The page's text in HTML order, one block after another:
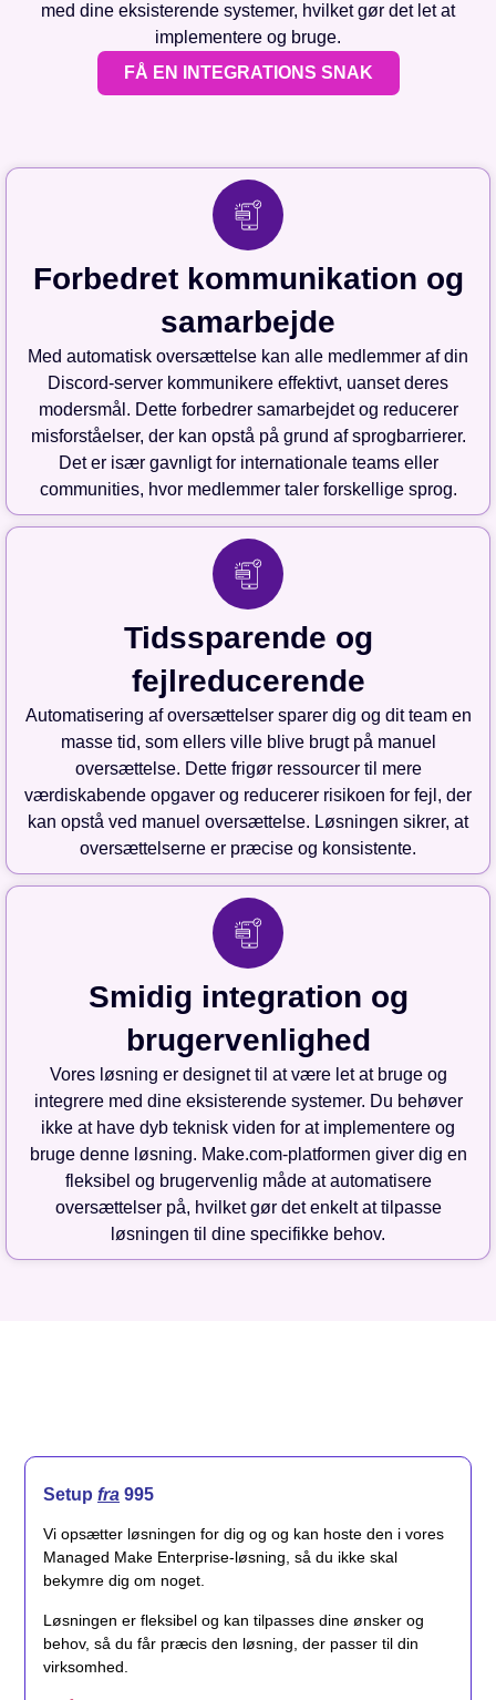
med dine eksisterende systemer, hvilket gør det let at
implementere og bruge.
FÅ EN INTEGRATIONS SNAK
Forbedret kommunikation og
samarbejde
Med automatisk oversættelse kan alle medlemmer af din
Discord-server kommunikere effektivt, uanset deres
modersmål. Dette forbedrer samarbejdet og reducerer
misforståelser, der kan opstå på grund af sprogbarrierer.
Det er især gavnligt for internationale teams eller
communities, hvor medlemmer taler forskellige sprog.
Tidssparende og
fejlreducerende
Automatisering af oversættelser sparer dig og dit team en
masse tid, som ellers ville blive brugt på manuel
oversættelse. Dette frigør ressourcer til mere
værdiskabende opgaver og reducerer risikoen for fejl, der
kan opstå ved manuel oversættelse. Løsningen sikrer, at
oversættelserne er præcise og konsistente.
Smidig integration og
brugervenlighed
Vores løsning er designet til at være let at bruge og
integrere med dine eksisterende systemer. Du behøver
ikke at have dyb teknisk viden for at implementere og
bruge denne løsning. Make.com-platformen giver dig en
fleksibel og brugervenlig måde at automatisere
oversættelser på, hvilket gør det enkelt at tilpasse
løsningen til dine specifikke behov.
Setup fra 995
Vi opsætter løsningen for dig og og kan hoste den i vores
Managed Make Enterprise-løsning, så du ikke skal
bekymre dig om noget.
Løsningen er fleksibel og kan tilpasses dine ønsker og
behov, så du får præcis den løsning, der passer til din
virksomhed.